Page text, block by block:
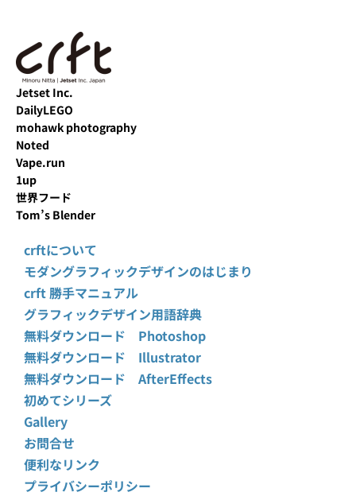
Jetset Inc.
DailyLEGO
mohawk photography
Noted
Vape.run
1up
世界フード
Tom’s Blender
crftについて
モダングラフィックデザインのはじまり
crft 勝手マニュアル
グラフィックデザイン用語辞典
無料ダウンロード Photoshop
無料ダウンロード Illustrator
無料ダウンロード AfterEffects
初めてシリーズ
Gallery
お問合せ
便利なリンク
プライバシーポリシー